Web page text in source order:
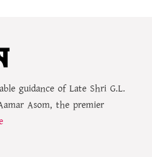
guidance of Late Shri G.L.
Asom, the premier